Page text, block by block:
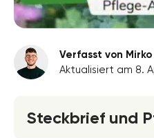
Verfasst von Mirko
Aktualisiert am 8.
Steckbrief und